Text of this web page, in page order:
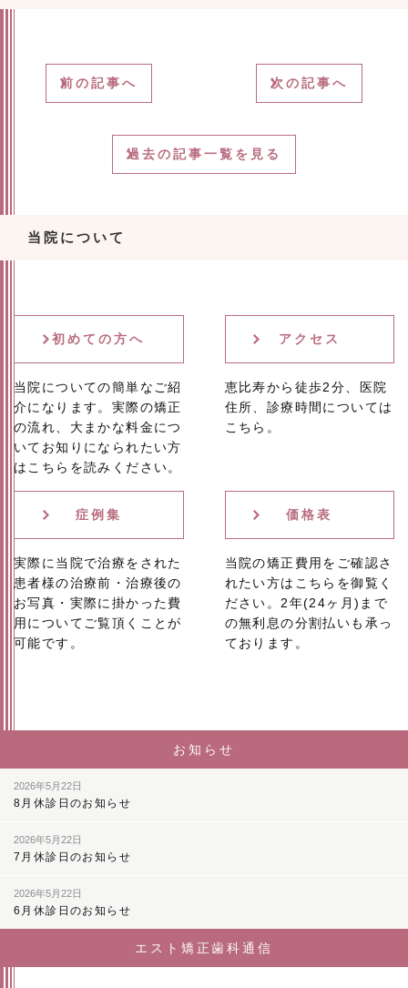
前の記事へ 次の記事へ
過去の記事一覧を見る
当院について
初めての方へ
当院についての簡単なご紹
介になります。実際の矯正
の流れ、大まかな料金につ
いてお知りになられたい方
はこちらを読みください。
アクセス
恵比寿から徒歩2分、医院
住所、診療時間については
こちら。
症例集
実際に当院で治療をされた
患者様の治療前・治療後の
お写真・実際に掛かった費
用についてご覧頂くことが
可能です。
価格表
当院の矯正費用をご確認さ
れたい方はこちらを御覧く
ださい。2年(24ヶ月)まで
の無利息の分割払いも承っ
ております。
お知らせ
2026年5月22日
8月休診日のお知らせ
2026年5月22日
7月休診日のお知らせ
2026年5月22日
6月休診日のお知らせ
エスト矯正歯科通信